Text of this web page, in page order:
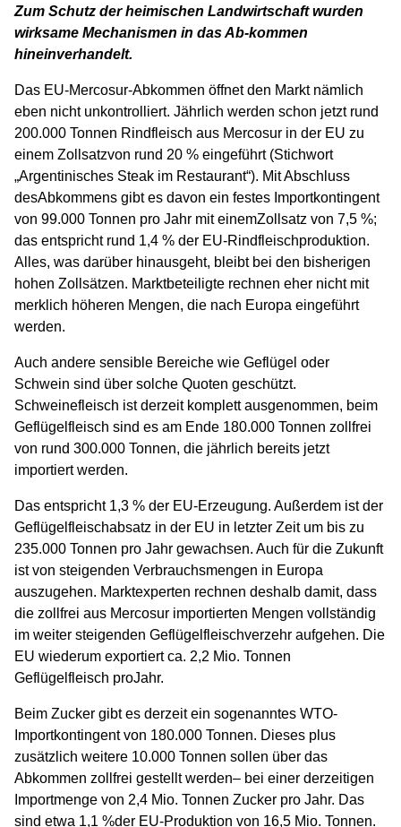
Zum Schutz der heimischen Landwirtschaft wurden
wirksame Mechanismen in das Ab-kommen
hineinverhandelt.
Das EU-Mercosur-Abkommen öffnet den Markt nämlich
eben nicht unkontrolliert. Jährlich werden schon jetzt rund
200.000 Tonnen Rindfleisch aus Mercosur in der EU zu
einem Zollsatzvon rund 20 % eingeführt (Stichwort
„Argentinisches Steak im Restaurant“). Mit Abschluss
desAbkommens gibt es davon ein festes Importkontingent
von 99.000 Tonnen pro Jahr mit einemZollsatz von 7,5 %;
das entspricht rund 1,4 % der EU-Rindfleischproduktion.
Alles, was darüber hinausgeht, bleibt bei den bisherigen
hohen Zollsätzen. Marktbeteiligte rechnen eher nicht mit
merklich höheren Mengen, die nach Europa eingeführt
werden.
Auch andere sensible Bereiche wie Geflügel oder
Schwein sind über solche Quoten geschützt.
Schweinefleisch ist derzeit komplett ausgenommen, beim
Geflügelfleisch sind es am Ende 180.000 Tonnen zollfrei
von rund 300.000 Tonnen, die jährlich bereits jetzt
importiert werden.
Das entspricht 1,3 % der EU-Erzeugung. Außerdem ist der
Geflügelfleischabsatz in der EU in letzter Zeit um bis zu
235.000 Tonnen pro Jahr gewachsen. Auch für die Zukunft
ist von steigenden Verbrauchsmengen in Europa
auszugehen. Marktexperten rechnen deshalb damit, dass
die zollfrei aus Mercosur importierten Mengen vollständig
im weiter steigenden Geflügelfleischverzehr aufgehen. Die
EU wiederum exportiert ca. 2,2 Mio. Tonnen
Geflügelfleisch proJahr.
Beim Zucker gibt es derzeit ein sogenanntes WTO-
Importkontingent von 180.000 Tonnen. Dieses plus
zusätzlich weitere 10.000 Tonnen sollen über das
Abkommen zollfrei gestellt werden– bei einer derzeitigen
Importmenge von 2,4 Mio. Tonnen Zucker pro Jahr. Das
sind etwa 1,1 %der EU-Produktion von 16,5 Mio. Tonnen.